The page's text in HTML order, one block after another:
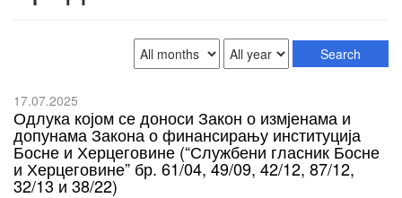
17.07.2025
Одлука којом се доноси Закон о измјенама и
допунама Закона о финансирању институција
Босне и Херцеговине (“Службени гласник Босне
и Херцеговине” бр. 61/04, 49/09, 42/12, 87/12,
32/13 и 38/22)